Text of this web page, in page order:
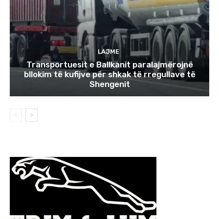
LAJME
Transportuesit e Ballkanit paralajmërojnë
bllokim të kufijve për shkak të rregullave të
Shengenit